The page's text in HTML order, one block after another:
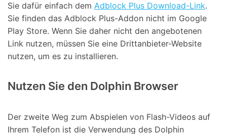
Sie dafür einfach dem Adblock Plus Download-Link.
Sie finden das Adblock Plus-Addon nicht im Google
Play Store. Wenn Sie daher nicht den angebotenen
Link nutzen, müssen Sie eine Drittanbieter-Website
nutzen, um es zu installieren.
Nutzen Sie den Dolphin Browser
Der zweite Weg zum Abspielen von Flash-Videos auf
Ihrem Telefon ist die Verwendung des Dolphin